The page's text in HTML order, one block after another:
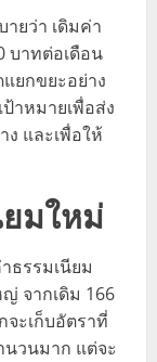
ยว่า เดิมค่า
บาทต่อเดือน
ยกขยะอย่าง
าหมายเพื่อส่ง
และเพื่อให้
มใหม่
ธรรมเนียม
จากเดิม 166
จะเก็บอัตราที่
วนมาก แต่จะ